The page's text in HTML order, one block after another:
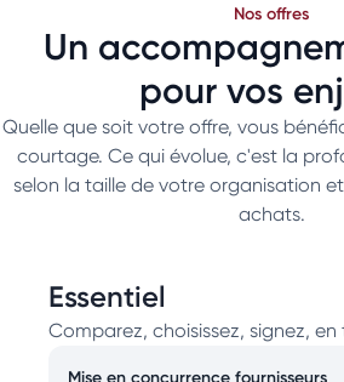
Nos offres
Un
pour vos
Quelle que soit votre offre, vous
courtage. Ce qui évolue, c'est la
selon la taille de votre organisation
achats.
Essentiel
Comparez, choisissez, signez,
Mise en concurrence fournisseurs